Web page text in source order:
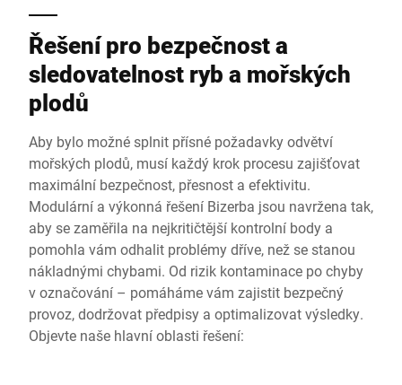
Řešení pro bezpečnost a
sledovatelnost ryb a mořských
plodů
Aby bylo možné splnit přísné požadavky odvětví
mořských plodů, musí každý krok procesu zajišťovat
maximální bezpečnost, přesnost a efektivitu.
Modulární a výkonná řešení Bizerba jsou navržena tak,
aby se zaměřila na nejkritičtější kontrolní body a
pomohla vám odhalit problémy dříve, než se stanou
nákladnými chybami. Od rizik kontaminace po chyby
v označování – pomáháme vám zajistit bezpečný
provoz, dodržovat předpisy a optimalizovat výsledky.
Objevte naše hlavní oblasti řešení: